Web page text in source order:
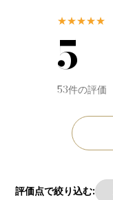
★★★★★
5
53件の評価
評価点で絞り込む: